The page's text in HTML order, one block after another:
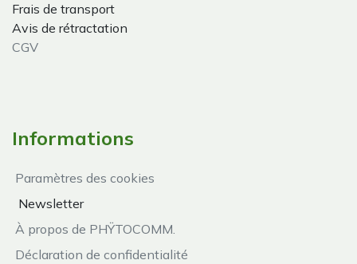
Frais de transport
Avis de rétractation
CGV
Informations
Paramètres des cookies
Newsletter
À propos de PHŸTOCOMM.
Déclaration de confidentialité